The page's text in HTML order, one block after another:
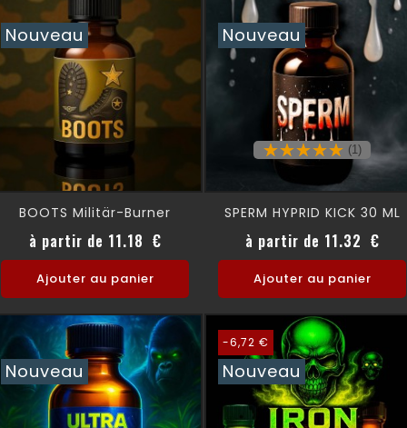
Nouveau
BOOTS Militär-Burner
à partir de 11.18 €Prix
Ajouter au panier
Nouveau
(1)
SPERM HYPRID KICK 30 ML
à partir de 11.32 €Prix
Ajouter au panier
Nouveau
-6,72 €
Nouveau